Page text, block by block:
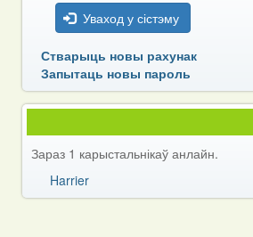
Уваход у сістэму
Стварыць новы рахунак
Запытаць новы пароль
Зараз 1 карыстальнікаў анлайн.
Harrier